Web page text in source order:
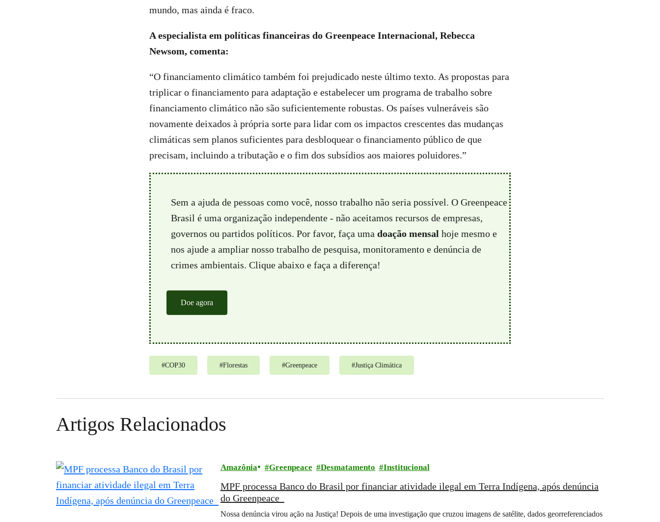
mundo, mas ainda é fraco.
A especialista em políticas financeiras do Greenpeace Internacional, Rebecca
Newsom, comenta:
“O financiamento climático também foi prejudicado neste último texto. As propostas para
triplicar o financiamento para adaptação e estabelecer um programa de trabalho sobre
financiamento climático não são suficientemente robustas. Os países vulneráveis são
novamente deixados à própria sorte para lidar com os impactos crescentes das mudanças
climáticas sem planos suficientes para desbloquear o financiamento público de que
precisam, incluindo a tributação e o fim dos subsídios aos maiores poluidores.”
Sem a ajuda de pessoas como você, nosso trabalho não seria possível. O Greenpeace
Brasil é uma organização independente - não aceitamos recursos de empresas,
governos ou partidos políticos. Por favor, faça uma doação mensal hoje mesmo e
nos ajude a ampliar nosso trabalho de pesquisa, monitoramento e denúncia de
crimes ambientais. Clique abaixo e faça a diferença!
Doe agora
#COP30 #Florestas #Greenpeace #Justiça Climática
Artigos Relacionados
Amazônia Greenpeace Desmatamento Institucional
MPF processa Banco do Brasil por financiar atividade ilegal em Terra Indígena, após denúncia
do Greenpeace
Nossa denúncia virou ação na Justiça! Depois de uma investigação que cruzou imagens de satélite, dados georreferenciados